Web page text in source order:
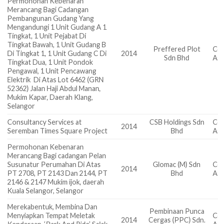
Merancang Bagi Cadangan
Pembangunan Gudang Yang
Mengandungi 1 Unit Gudang A 1
Tingkat, 1 Unit Pejabat Di
Tingkat Bawah, 1 Unit Gudang B
Di Tingkat 1, 1 Unit Gudang C Di
Tingkat Dua, 1 Unit Pondok
Pengawal, 1 Unit Pencawang
Elektrik Di Atas Lot 6462 (GRN
52362) Jalan Haji Abdul Manan,
Mukim Kapar, Daerah Klang,
Selangor
2014
Preffered Plot
Sdn Bhd
Consultancy Services at
Seremban Times Square Project
2014
CSB Holdings Sdn
Bhd
Permohonan Kebenaran
Merancang Bagi cadangan Pelan
Susunatur Perumahan Di Atas
PT 2708, PT 2143 Dan 2144, PT
2146 & 2147 Mukim ijok, daerah
Kuala Selangor, Selangor
2014
Glomac (M) Sdn
Bhd
Merekabentuk, Membina Dan
Menyiapkan Tempat Meletak
2014
Pembinaan Punca
Cergas (PPC) Sdn.